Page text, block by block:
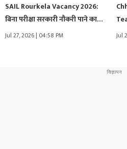
SAIL Rourkela Vacancy 2026:
बिना परीक्षा सरकारी नौकरी पाने का…
Jul 27, 2026 | 04:58 PM Jul